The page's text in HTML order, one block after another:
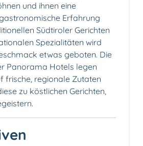
und ihnen eine
Erfahrung
Südtiroler Gerichten
Spezialitäten wird
etwas geboten. Die
Panorama Hotels legen
frische, regionale Zutaten
zu köstlichen Gerichten,